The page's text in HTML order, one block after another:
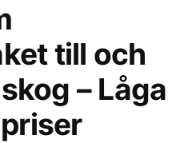
till och
– Låga